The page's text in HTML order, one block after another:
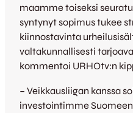
maamme toiseksi
syntynyt sopimus tukee
kiinnostavinta
valtakunnallisesti
kommentoi URHOtv:n
– Veikkausliigan kanssa
investointimme